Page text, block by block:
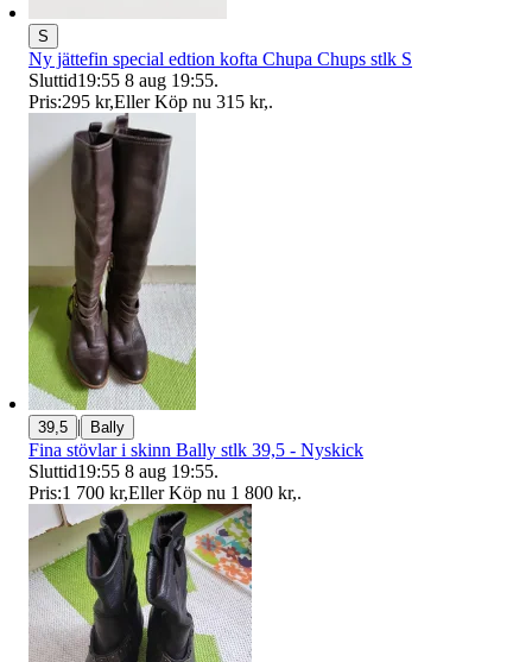
S
Ny jättefin special edtion kofta Chupa Chups stlk S
Sluttid19:55 8 aug 19:55.
Pris:295 kr,Eller Köp nu 315 kr,.
39,5 | Bally
Fina stövlar i skinn Bally stlk 39,5 - Nyskick
Sluttid19:55 8 aug 19:55.
Pris:1 700 kr,Eller Köp nu 1 800 kr,.